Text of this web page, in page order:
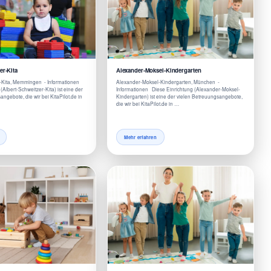
Kita
Memmingen - Informationen
Schweitzer-Kita) ist eine der
die wir bei KitaPilot.de in
Alexander-Moksel-Kindergarten
Alexander-Moksel-Kindergarten, München -
Informationen Diese Einrichtung (Alexander-Moksel-
Kindergarten) ist eine der vielen Betreuungsangebote,
die wir bei KitaPilot.de in …
Mehr erfahren